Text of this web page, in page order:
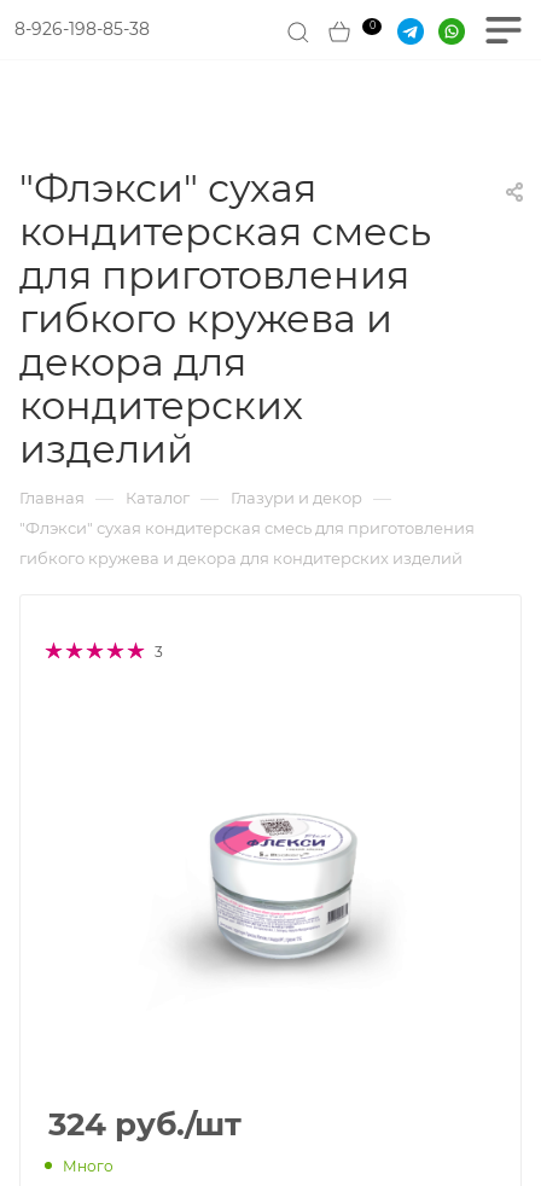
8-926-198-85-38 0
"Флэкси" сухая
кондитерская смесь
для приготовления
гибкого кружева и
декора для
кондитерских
изделий
Главная — Каталог — Глазури и декор —
"Флэкси" сухая кондитерская смесь для приготовления
гибкого кружева и декора для кондитерских изделий
3
324 руб./шт
Много